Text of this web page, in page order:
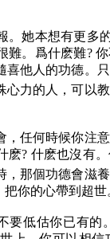
她本想有更多
。爲什麽難?
他人的功德。
心力的人，可以
任何時候你注
? 什麽也沒有
，那個功德會滋
你的心帶到超世
要低估你已有